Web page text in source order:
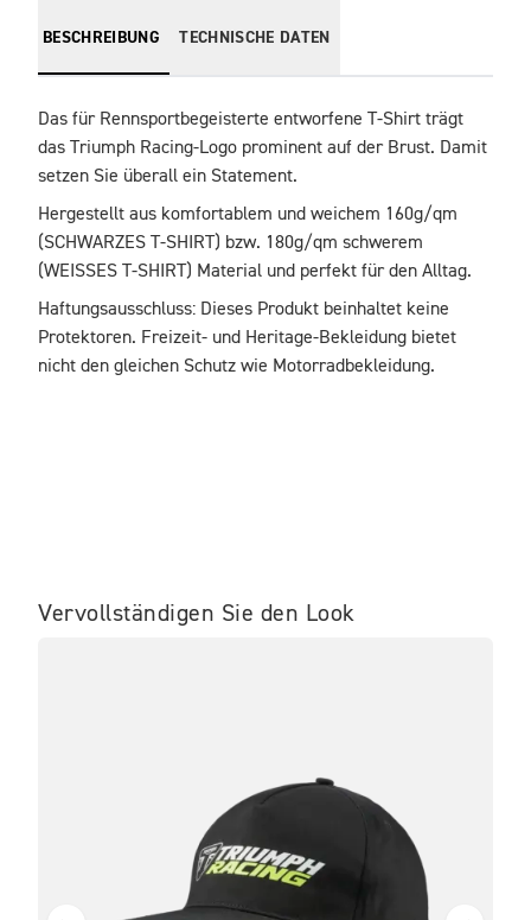
BESCHREIBUNG TECHNISCHE DATEN
Das für Rennsportbegeisterte entworfene T-Shirt trägt
das Triumph Racing-Logo prominent auf der Brust. Damit
setzen Sie überall ein Statement.
Hergestellt aus komfortablem und weichem 160g/qm
(SCHWARZES T-SHIRT) bzw. 180g/qm schwerem
(WEISSES T-SHIRT) Material und perfekt für den Alltag.
Haftungsausschluss: Dieses Produkt beinhaltet keine
Protektoren. Freizeit- und Heritage-Bekleidung bietet
nicht den gleichen Schutz wie Motorradbekleidung.
Vervollständigen Sie den Look